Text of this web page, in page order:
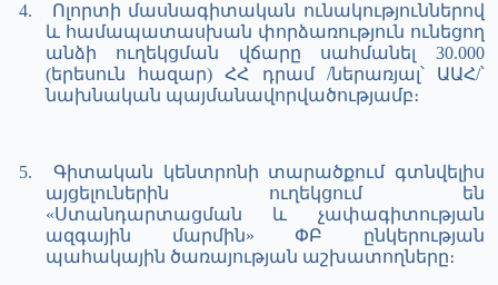
4.
Ոլորտի մասնագիտական ունակություններով
և համապատասխան փորձառություն ունեցող
անձի ուղեկցման վճարը սահմանել 30.000
(երեսուն հազար) ՀՀ դրամ /ներառյալ՝ ԱԱՀ/՝
նախնական պայմանավորվածությամբ։
5.
Գիտական կենտրոնի տարածքում գտնվելիս
այցելուներին ուղեկցում են
«Ստանդարտացման և չափագիտության
ազգային մարմին» ՓԲ ընկերության
պահակային ծառայության աշխատողները։